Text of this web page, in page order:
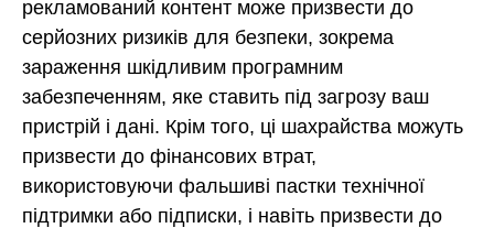
рекламований контент може призвести до
серйозних ризиків для безпеки, зокрема
зараження шкідливим програмним
забезпеченням, яке ставить під загрозу ваш
пристрій і дані. Крім того, ці шахрайства можуть
призвести до фінансових втрат,
використовуючи фальшиві пастки технічної
підтримки або підписки, і навіть призвести до